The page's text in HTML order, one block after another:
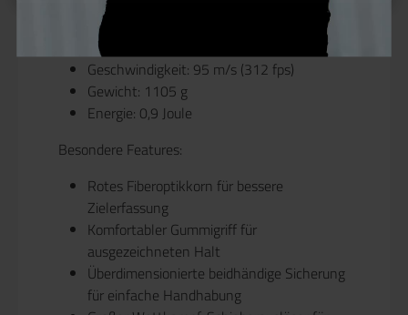
Hop-Up-Typ: Einstellbar für maximale
Präzision
Geschwindigkeit: 95 m/s (312 fps)
Gewicht: 1105 g
Energie: 0,9 Joule
Besondere Features:
Rotes Fiberoptikkorn für bessere
Zielerfassung
Komfortabler Gummigriff für
ausgezeichneten Halt
Überdimensionierte beidhändige Sicherung
für einfache Handhabung